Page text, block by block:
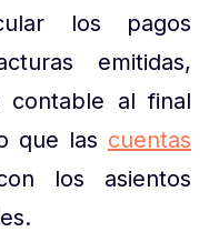
los pagos
emitidas,
contable al final
que las cuentas
los asientos